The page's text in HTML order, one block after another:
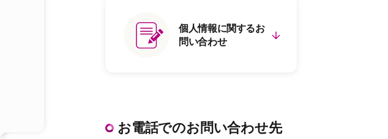
個人情報に関するお
問い合わせ
お電話でのお問い合わせ先